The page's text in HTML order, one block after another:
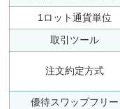
1ロット通貨単位
取引ツール
注文約定方式
優待スワップフリー